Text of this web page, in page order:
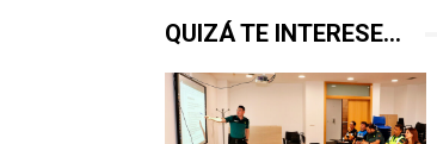
QUIZÁ TE INTERESE...